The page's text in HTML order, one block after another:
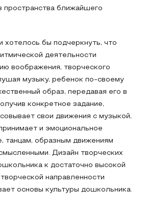
пространства ближайшего
хотелось бы подчеркнуть, что
деятельности
воображения, творческого
музыку, ребенок по-своему
образ, передавая его в
конкретное задание,
свои движения с музыкой,
и эмоциональное
танцам, образным движениям
Дизайн творческих
к достаточно высокой
направленности
основы культуры дошкольника.